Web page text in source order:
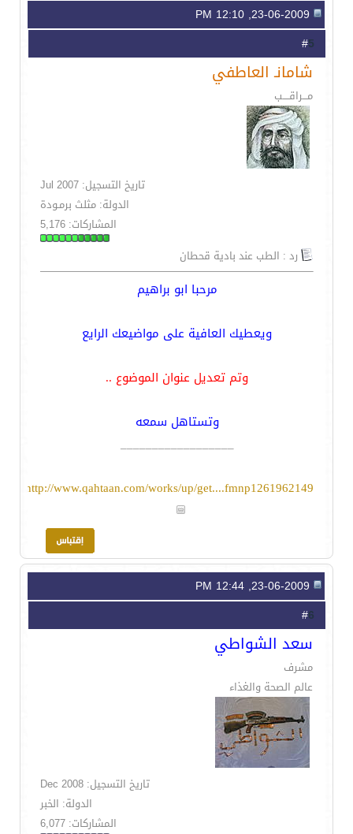
5
شامانـ العاطفي
مـــراقــــب
تاريخ التسجيل: Jul 2007
الدولة: مثلث برمـودة
المشاركات: 5,176
رد : الطب عند بادية قحطان
مرحبا ابو براهيم
ويعطيك العافية على مواضيعك الرايع
وتم تعديل عنوان الموضوع ..
وتستاهل سمعه
__________________
http://www.qahtaan.com/works/up/get....fmnp1261962149
6
سعد الشواطي
مشرف
عالم الصحة والغذاء
تاريخ التسجيل: Dec 2008
الدولة: الخبر
المشاركات: 6,077